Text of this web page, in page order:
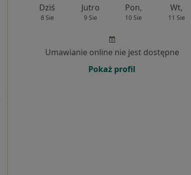
Dziś
8 Sie
Jutro
9 Sie
Pon,
10 Sie
Wt,
11 Sie
Umawianie online nie jest dostępne
Pokaż profil